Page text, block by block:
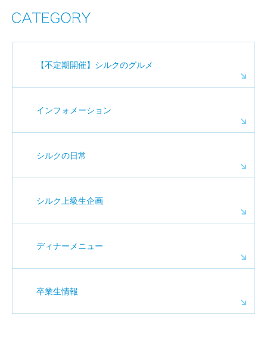
【不定期開催】シルクのグルメ
インフォメーション
シルクの日常
シルク上級生企画
ディナーメニュー
卒業生情報